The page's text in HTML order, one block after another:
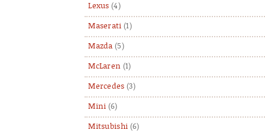
Lexus (4)
Maserati (1)
Mazda (5)
McLaren (1)
Mercedes (3)
Mini (6)
Mitsubishi (6)